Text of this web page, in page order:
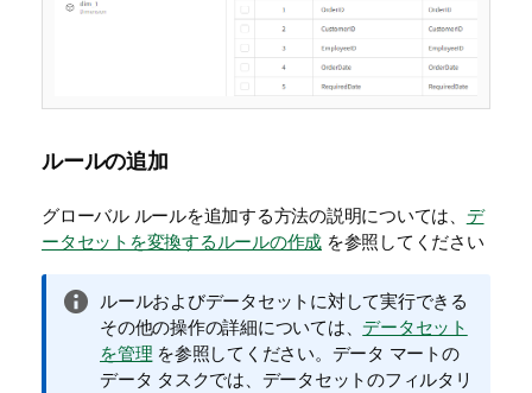
ルールの追加
グローバル ルールを追加する方法の説明については、 デ
ータセットを変換するルールの作成 を参照してください
情
報
メ
モ
ルールおよびデータセットに対して実行できる
その他の操作の詳細については、 データセット
を管理 を参照してください。データ マートの
データ タスクでは、データセットのフィルタリ